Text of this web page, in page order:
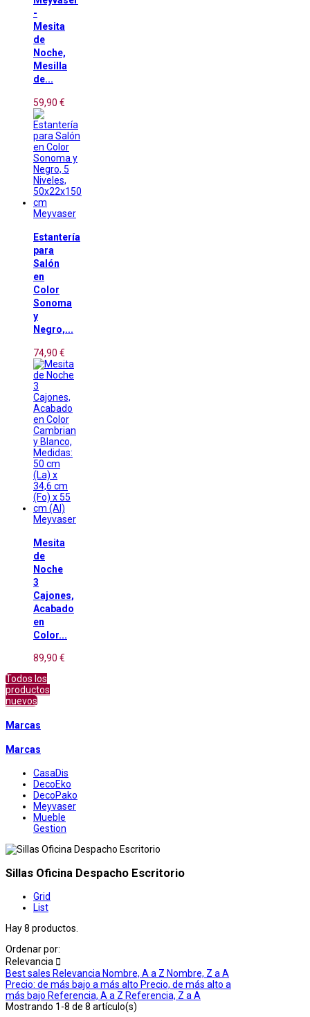
-
Mesita
de
Noche,
Mesilla
de...
59,90 €
Meyvaser
Estantería
para
Salón
en
Color
Sonoma
y
Negro,...
74,90 €
Meyvaser
Mesita
de
Noche
3
Cajones,
Acabado
en
Color...
89,90 €
Todos los
productos
nuevos
Marcas
Marcas
CasaDis
DecoEko
DecoPako
Meyvaser
Mueble
Gestion
Sillas Oficina Despacho Escritorio
Grid
List
Hay 8 productos.
Ordenar por:
Relevancia 
Best sales Relevancia Nombre, A a Z Nombre, Z a A
Precio: de más bajo a más alto Precio, de más alto a
más bajo Referencia, A a Z Referencia, Z a A
Mostrando 1-8 de 8 artículo(s)